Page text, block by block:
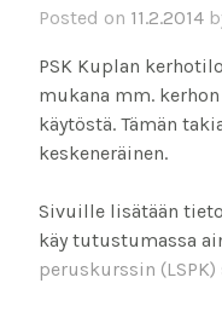
Posted on 11.2.2014
PSK Kuplan
mukana mm.
käytöstä. Tämän
keskeneräinen.
Sivuille lisätään
käy tutustumassa
peruskurssin